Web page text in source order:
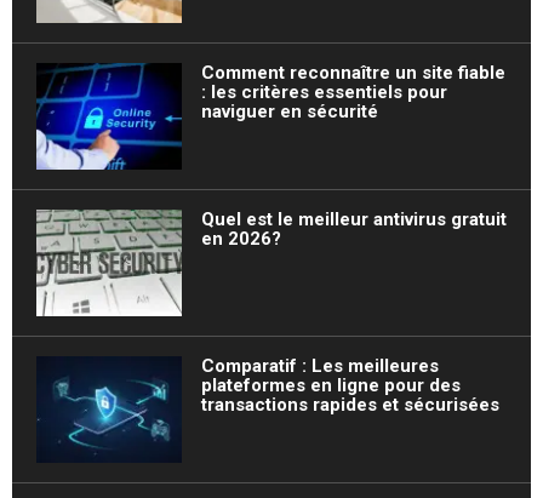
Comment reconnaître un site fiable
: les critères essentiels pour
naviguer en sécurité
Quel est le meilleur antivirus gratuit
en 2026?
Comparatif : Les meilleures
plateformes en ligne pour des
transactions rapides et sécurisées